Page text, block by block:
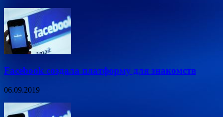
Facebook создала платформу для знакомств
06.09.2019